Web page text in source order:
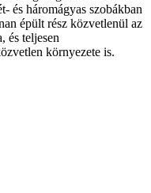
és háromágyas szobákban
épült rész közvetlenül az
és teljesen
környezete is.